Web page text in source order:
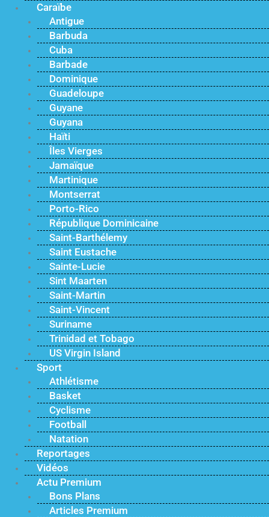
Caraïbe
Antigue
Barbuda
Cuba
Barbade
Dominique
Guadeloupe
Guyane
Guyana
Haïti
Îles Vierges
Jamaïque
Martinique
Montserrat
Porto-Rico
République Dominicaine
Saint-Barthélemy
Saint Eustache
Sainte-Lucie
Sint Maarten
Saint-Martin
Saint-Vincent
Suriname
Trinidad et Tobago
US Virgin Island
Sport
Athlétisme
Basket
Cyclisme
Football
Natation
Reportages
Vidéos
Actu Premium
Bons Plans
Articles Premium